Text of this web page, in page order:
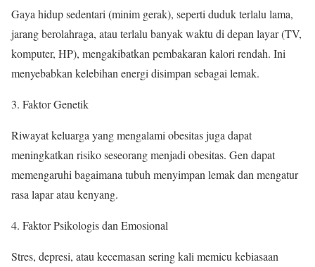
Gaya hidup sedentari (minim gerak), seperti duduk terlalu lama,
jarang berolahraga, atau terlalu banyak waktu di depan layar (TV,
komputer, HP), mengakibatkan pembakaran kalori rendah. Ini
menyebabkan kelebihan energi disimpan sebagai lemak.
Faktor Genetik
Riwayat keluarga yang mengalami obesitas juga dapat
meningkatkan risiko seseorang menjadi obesitas. Gen dapat
memengaruhi bagaimana tubuh menyimpan lemak dan mengatur
rasa lapar atau kenyang.
Faktor Psikologis dan Emosional
Stres, depresi, atau kecemasan sering kali memicu kebiasaan